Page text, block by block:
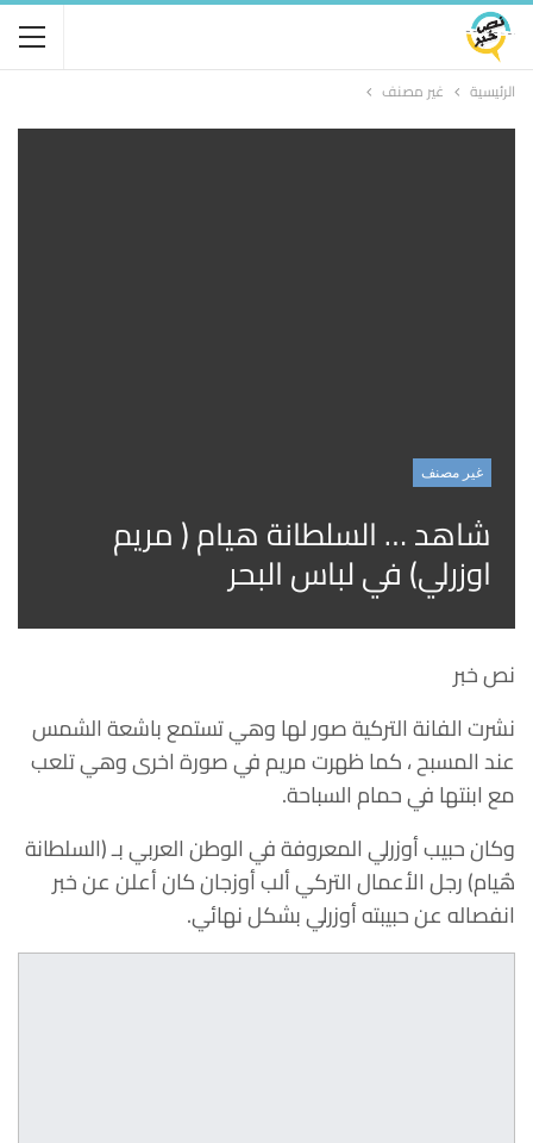
الرئيسية غير مصنف
غير مصنف
شاهد … السلطانة هيام ( مريم
اوزرلي) في لباس البحر
نص خبر
نشرت الفانة التركية صور لها وهي تستمع باشعة الشمس
عند المسبح ،كما ظهرت مريم في صورة اخرى وهي تلعب
مع ابنتها في حمام السباحة.
وكان حبيب أوزرلي المعروفة في الوطن العربي بـ (السلطانة
هُيام) رجل الأعمال التركي ألب أوزجان كان أعلن عن خبر
انفصاله عن حبيبته أوزرلي بشكل نهائي.